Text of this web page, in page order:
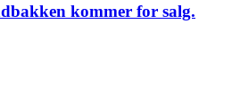
kommer for salg.